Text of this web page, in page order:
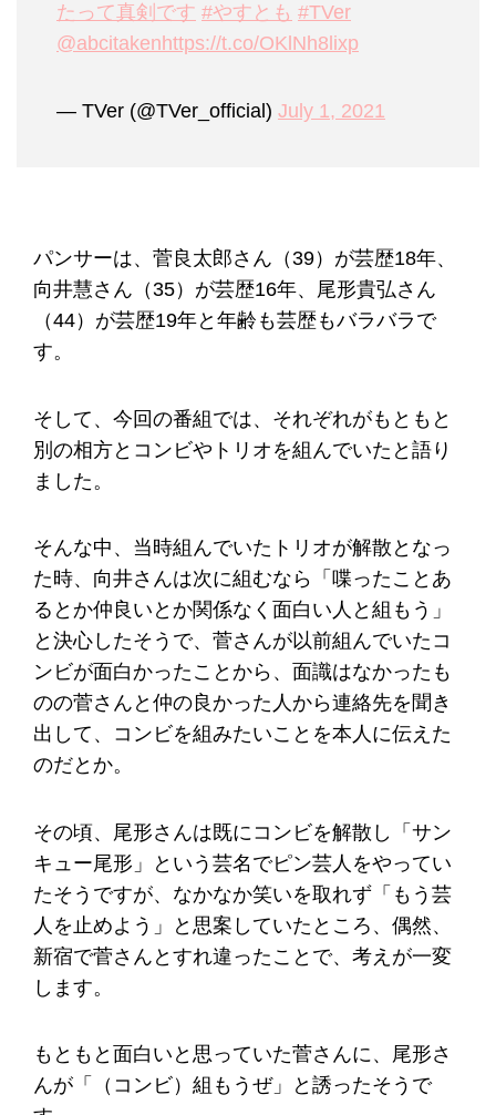
たって真剣です #やすとも #TVer
@abcitaken https://t.co/OKlNh8lixp
— TVer (@TVer_official) July 1, 2021
パンサーは、菅良太郎さん（39）が芸歴18年、
向井慧さん（35）が芸歴16年、尾形貴弘さん
（44）が芸歴19年と年齢も芸歴もバラバラで
す。
そして、今回の番組では、それぞれがもともと
別の相方とコンビやトリオを組んでいたと語り
ました。
そんな中、当時組んでいたトリオが解散となっ
た時、向井さんは次に組むなら「喋ったことあ
るとか仲良いとか関係なく面白い人と組もう」
と決心したそうで、菅さんが以前組んでいたコ
ンビが面白かったことから、面識はなかったも
のの菅さんと仲の良かった人から連絡先を聞き
出して、コンビを組みたいことを本人に伝えた
のだとか。
その頃、尾形さんは既にコンビを解散し「サン
キュー尾形」という芸名でピン芸人をやってい
たそうですが、なかなか笑いを取れず「もう芸
人を止めよう」と思案していたところ、偶然、
新宿で菅さんとすれ違ったことで、考えが一変
します。
もともと面白いと思っていた菅さんに、尾形さ
んが「（コンビ）組もうぜ」と誘ったそうで